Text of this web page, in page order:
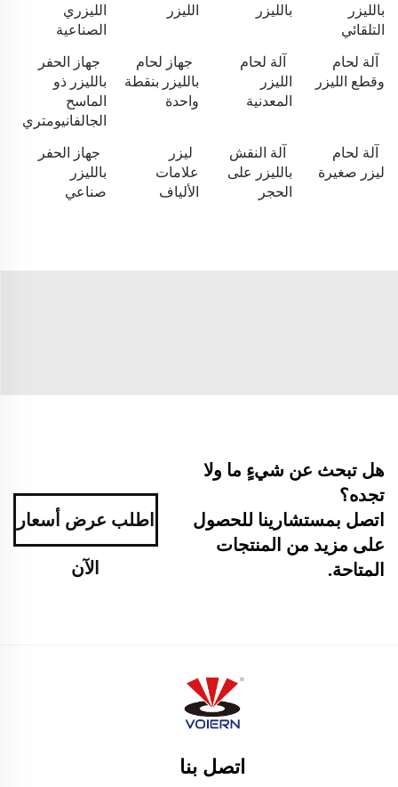
بالليزر
التلقائي
بالليزر
الليزر
الليزري
الصناعية
آلة لحام
وقطع الليزر
آلة لحام
الليزر
المعدنية
جهاز لحام
بالليزر بنقطة
واحدة
جهاز الحفر
بالليزر ذو
الماسح
الجالفانيومتري
آلة لحام
ليزر صغيرة
آلة النقش
بالليزر على
الحجر
ليزر
علامات
الألياف
جهاز الحفر
بالليزر
صناعي
هل تبحث عن شيءٍ ما ولا
تجده؟
اتصل بمستشارينا للحصول
على مزيد من المنتجات
المتاحة.
اطلب عرض أسعار
الآن
اتصل بنا